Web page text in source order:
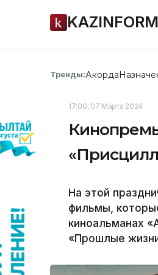
KAZINFORM
Тренды:Акорда
17:00, 07 Марта 2024
На этой
фильмы,
киноальманах
«Прошлые